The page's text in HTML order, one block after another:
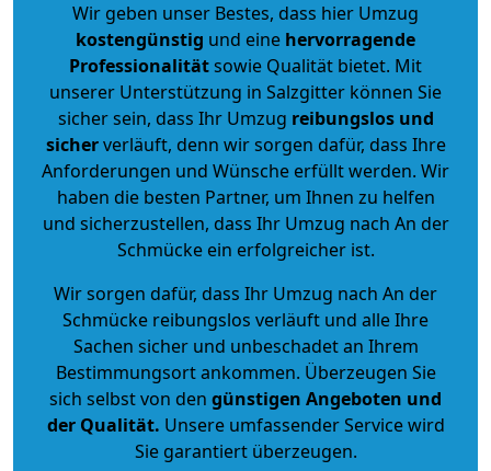
Wir geben unser Bestes, dass hier Umzug
kostengünstig und eine hervorragende
Professionalitätsowie Qualität bietet. Mit
unserer Unterstützung in Salzgitter können Sie
sicher sein, dass Ihr Umzug reibungslos und
sicherverläuft, denn wir sorgen dafür, dass Ihre
Anforderungen und Wünsche erfüllt werden. Wir
haben die besten Partner, um Ihnen zu helfen
und sicherzustellen, dass Ihr Umzug nach An der
Schmücke ein erfolgreicher ist.
Wir sorgen dafür, dass Ihr Umzug nach An der
Schmücke reibungslos verläuft und alle Ihre
Sachen sicher und unbeschadet an Ihrem
Bestimmungsort ankommen. Überzeugen Sie
sich selbst von den günstigen Angeboten und
der Qualität. Unsere umfassender Service wird
Sie garantiert überzeugen.